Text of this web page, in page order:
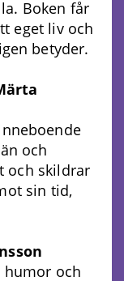
Boken får
eget liv och
betyder.
och
och skildrar
sin tid,
humor och